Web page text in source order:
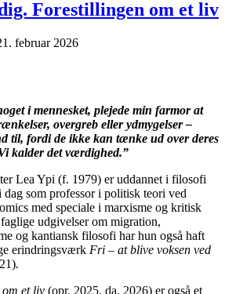
Forestillingen om et liv
februar 2026
i mennesket, plejede min farmor at
overgreb eller ydmygelser –
til, fordi de ikke kan tænke ud over deres
kalder det værdighed.”
Lea Ypi (f. 1979) er uddannet i filosofi
som professor i politisk teori ved
med speciale i marxisme og kritisk
udgivelser om migration,
og kantiansk filosofi har hun også haft
erindringsværk Fri – at blive voksen ved
.
et liv (opr. 2025, da. 2026) er også et